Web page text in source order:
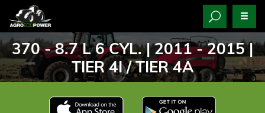
370 - 8.7 L 6 CYL. | 2011 - 2015 |
TIER 4I / TIER 4A